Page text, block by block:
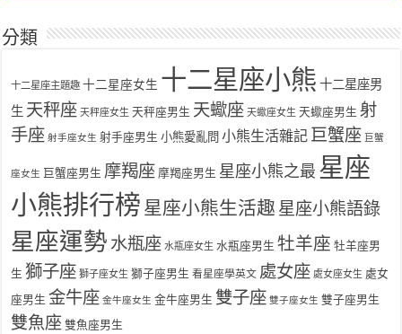
分類
十二星座主題趣 十二星座女生 十二星座小熊 十二星座男
生 天秤座 天秤座女生 天秤座男生 天蠍座 天蠍座女生 天蠍座男生 射
手座 射手座女生 射手座男生 小熊愛亂問 小熊生活雜記 巨蟹座 巨蟹
座女生 巨蟹座男生 摩羯座 摩羯座男生 星座小熊之最 星座
小熊排行榜 星座小熊生活趣 星座小熊語錄
星座運勢 水瓶座 水瓶座女生 水瓶座男生 牡羊座 牡羊座男
生 獅子座 獅子座女生 獅子座男生 看星座學英文 處女座 處女座女生 處女
座男生 金牛座 金牛座女生 金牛座男生 雙子座 雙子座女生 雙子座男生
雙魚座 雙魚座男生